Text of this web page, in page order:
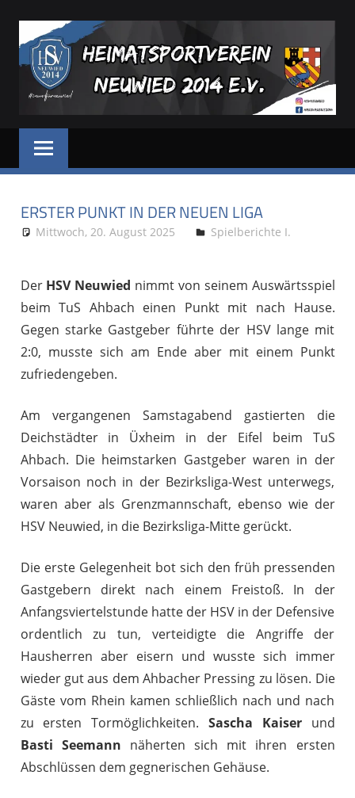
springen
NEUWIED
Dein
Sportverein
für
Neuwied
ERSTER PUNKT IN DER NEUEN LIGA
Mittwoch, 20. August 2025 Stephan P.
Spielberichte I.
Der HSV Neuwied nimmt von seinem Auswärtsspiel
beim TuS Ahbach einen Punkt mit nach Hause.
Gegen starke Gastgeber führte der HSV lange mit
2:0, musste sich am Ende aber mit einem Punkt
zufriedengeben.
Am vergangenen Samstagabend gastierten die
Deichstädter in Üxheim in der Eifel beim TuS
Ahbach. Die heimstarken Gastgeber waren in der
Vorsaison noch in der Bezirksliga-West unterwegs,
waren aber als Grenzmannschaft, ebenso wie der
HSV Neuwied, in die Bezirksliga-Mitte gerückt.
Die erste Gelegenheit bot sich den früh pressenden
Gastgebern direkt nach einem Freistoß. In der
Anfangsviertelstunde hatte der HSV in der Defensive
ordentlich zu tun, verteidigte die Angriffe der
Hausherren aber eisern und wusste sich immer
wieder gut aus dem Ahbacher Pressing zu lösen. Die
Gäste vom Rhein kamen schließlich nach und nach
zu ersten Tormöglichkeiten. Sascha Kaiserund
Basti Seemann näherten sich mit ihren ersten
Abschlüssen dem gegnerischen Gehäuse.